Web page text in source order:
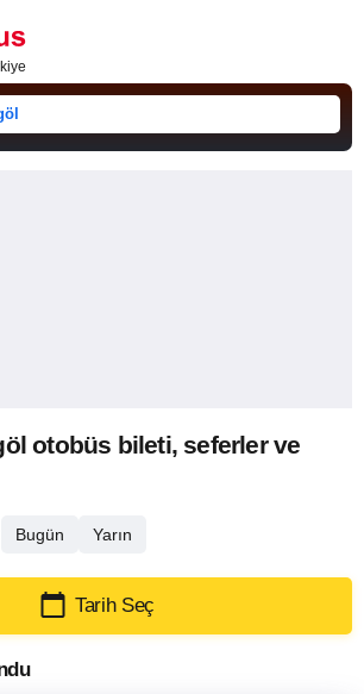
otobüs bileti, seferler ve
Bugün Yarın
Tarih Seç